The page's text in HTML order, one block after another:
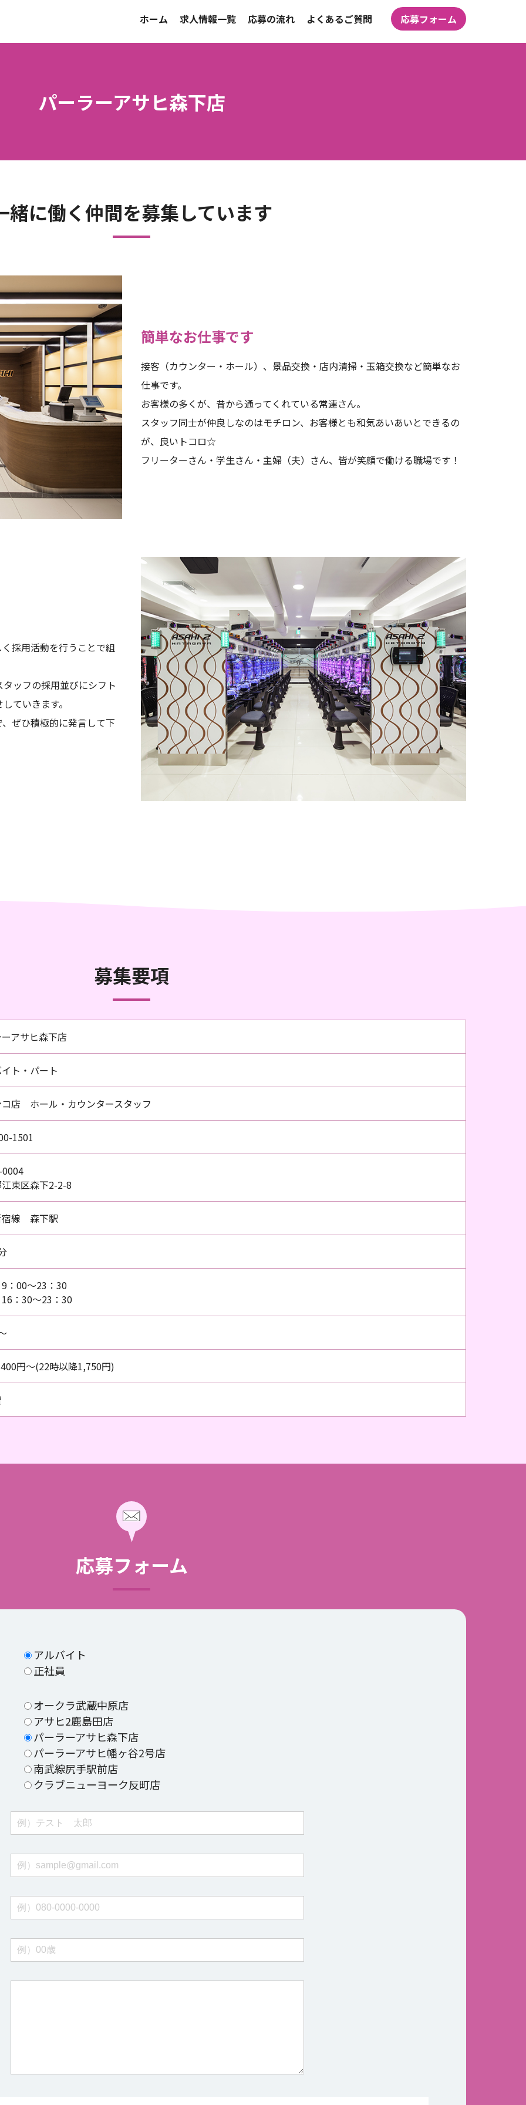
ホーム 求人情報一覧 応募の流れ よくあるご質問 応募フォーム
パーラーアサヒ森下店
緒に働く仲間を募集しています
簡単なお仕事です
接客（カウンター・ホール）、景品交換・店内清掃・玉箱交換など簡単なお
仕事です。
お客様の多くが、昔から通ってくれている常連さん。
スタッフ同士が仲良しなのはモチロン、お客様とも和気あいあいとできるの
が、良いトコロ☆
フリーターさん・学生さん・主婦（夫）さん、皆が笑顔で働ける職場です！
採用活動を行うことで組
ッフの採用並びにシフト
ていきます。
ぜひ積極的に発言して下
募集要項
アサヒ森下店
ト・パート
コ店 ホール・カウンタースタッフ
1501
0004
東区森下2-2-8
宿線 森下駅
00～23：30
：30～23：30
円～(22時以降1,750円)
応募フォーム
アルバイト
正社員
オークラ武蔵中原店
アサヒ2鹿島田店
パーラーアサヒ森下店
パーラーアサヒ幡ヶ谷2号店
南武線尻手駅前店
クラブニューヨーク反町店